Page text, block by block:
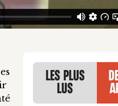
Les plus
lus